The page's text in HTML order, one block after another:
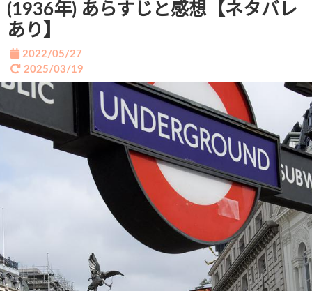
(1936年) あらすじと感想【ネタバレ
あり】
2022/05/27
2025/03/19